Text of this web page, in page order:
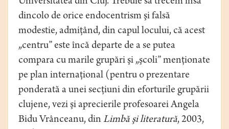
dincolo de orice endocentrism şi falsă
modestie, admiţând, din capul locului, că acest
„centru” este încă departe de a se putea
compara cu marile grupări şi „şcoli” menţionate
pe plan internaţional (pentru o prezentare
ponderată a unei secţiuni din eforturile grupării
clujene, vezi şi aprecierile profesoarei Angela
Bidu Vrânceanu, din Limbă şi literatură, 2003,